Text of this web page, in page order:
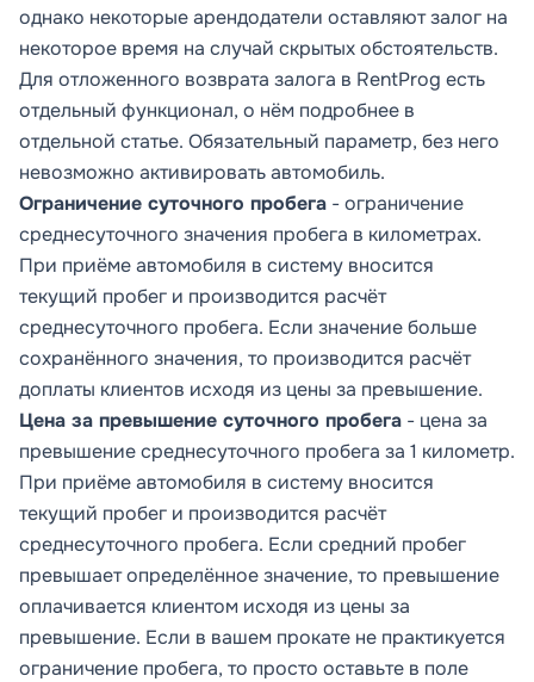
однако некоторые арендодатели оставляют залог на
некоторое время на случай скрытых обстоятельств.
Для отложенного возврата залога в RentProg есть
отдельный функционал, о нём подробнее в
отдельной статье. Обязательный параметр, без него
невозможно активировать автомобиль.
Ограничение суточного пробега - ограничение
среднесуточного значения пробега в километрах.
При приёме автомобиля в систему вносится
текущий пробег и производится расчёт
среднесуточного пробега. Если значение больше
сохранённого значения, то производится расчёт
доплаты клиентов исходя из цены за превышение.
Цена за превышение суточного пробега - цена за
превышение среднесуточного пробега за 1 километр.
При приёме автомобиля в систему вносится
текущий пробег и производится расчёт
среднесуточного пробега. Если средний пробег
превышает определённое значение, то превышение
оплачивается клиентом исходя из цены за
превышение. Если в вашем прокате не практикуется
ограничение пробега, то просто оставьте в поле